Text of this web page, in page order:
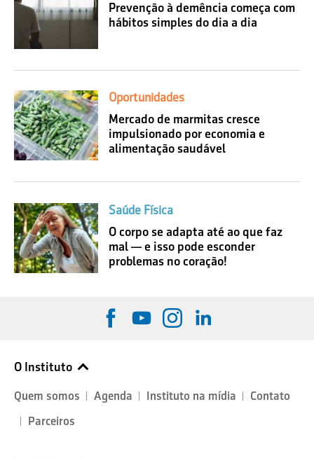
Prevenção à demência começa com
hábitos simples do dia a dia
Oportunidades
Mercado de marmitas cresce
impulsionado por economia e
alimentação saudável
Saúde Física
O corpo se adapta até ao que faz
mal — e isso pode esconder
problemas no coração!
O Instituto
Quem somos Agenda Instituto na mídia
Contato
Parceiros